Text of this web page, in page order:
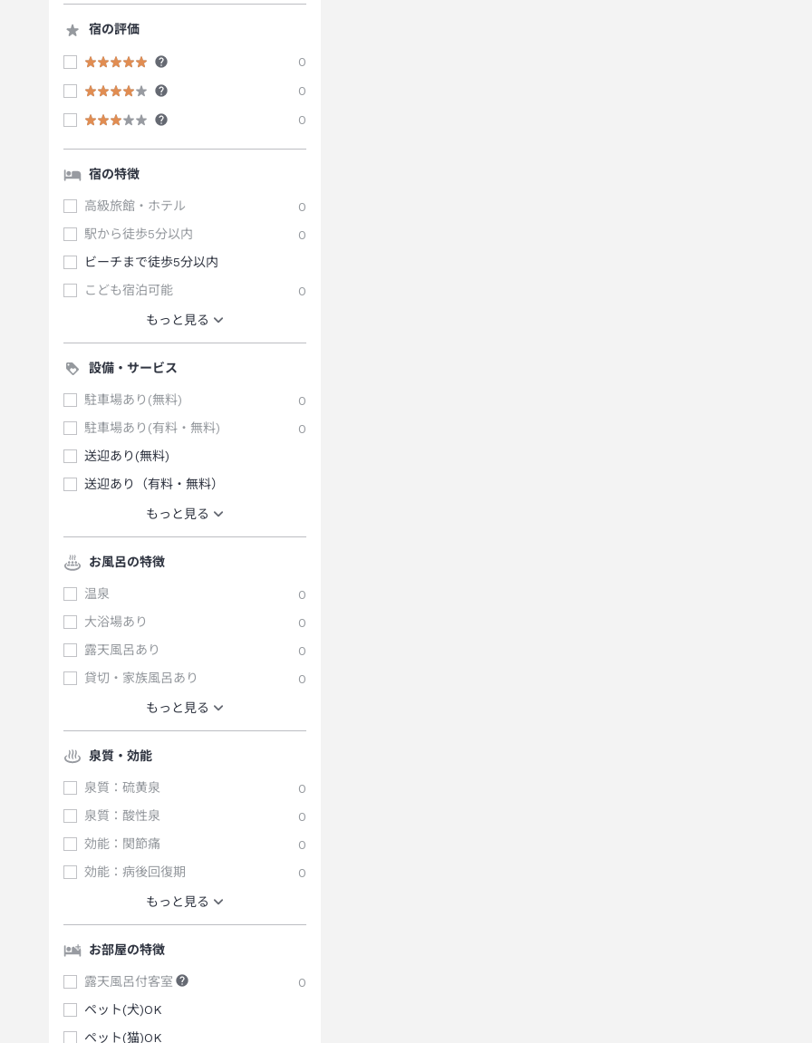
宿の評価
0
0
0
宿の特徴
高級旅館・ホテル
0
駅から徒歩5分以内
0
ビーチまで徒歩5分以内
こども宿泊可能
0
もっと見る
設備・サービス
駐車場あり(無料)
0
駐車場あり(有料・無料)
0
送迎あり(無料)
送迎あり（有料・無料）
もっと見る
お風呂の特徴
温泉
0
大浴場あり
0
露天風呂あり
0
貸切・家族風呂あり
0
もっと見る
泉質・効能
泉質：硫黄泉
0
泉質：酸性泉
0
効能：関節痛
0
効能：病後回復期
0
もっと見る
お部屋の特徴
露天風呂付客室
0
ペット(犬)OK
ペット(猫)OK